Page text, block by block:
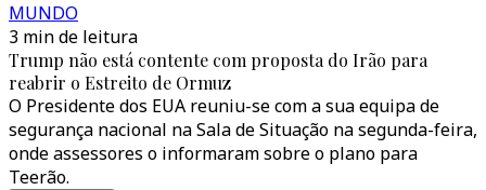
MUNDO
3 min de leitura
Trump não está contente com proposta do Irão para
reabrir o Estreito de Ormuz
O Presidente dos EUA reuniu-se com a sua equipa de
segurança nacional na Sala de Situação na segunda-feira,
onde assessores o informaram sobre o plano para
Teerão.